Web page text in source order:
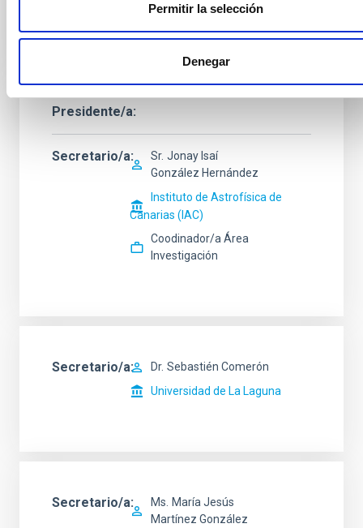
Permitir la selección
Denegar
Presidente/a
Secretario/a Sr. Jonay Isaí
González Hernández
Instituto de Astrofísica de
Canarias (IAC)
Coodinador/a Área
Investigación
Secretario/a Dr. Sebastién Comerón
Universidad de La Laguna
Secretario/a Ms.
María Jesús
Martínez González